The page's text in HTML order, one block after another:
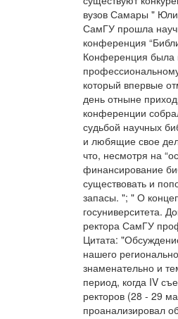
вузов Самары "
СамГУ прошла
конференция
Конференция была
который впервые
день отныне
конференции
судьбой научных
и любящие свое
что, несмотря на
финансирование
существовать и
запасы. "; " О
госуниверситета.
ректора СамГУ
Цитата:
нашего
знаменательно и
период, когда IV
ректоров (28 - 29
проанализировал